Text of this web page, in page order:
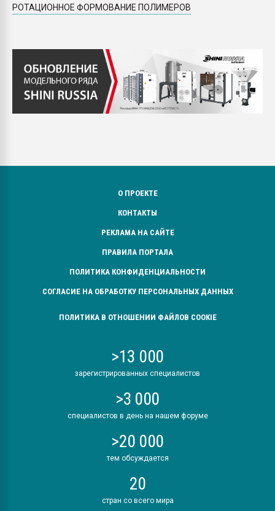
РОТАЦИОННОЕ ФОРМОВАНИЕ ПОЛИМЕРОВ
О ПРОЕКТЕ
КОНТАКТЫ
РЕКЛАМА НА САЙТЕ
ПРАВИЛА ПОРТАЛА
ПОЛИТИКА КОНФИДЕНЦИАЛЬНОСТИ
СОГЛАСИЕ НА ОБРАБОТКУ ПЕРСОНАЛЬНЫХ ДАННЫХ
ПОЛИТИКА В ОТНОШЕНИИ ФАЙЛОВ COOKIE
>13 000
зарегистрированных специалистов
>3 000
специалистов в день на нашем форуме
>20 000
тем обсуждается
20
стран со всего мира